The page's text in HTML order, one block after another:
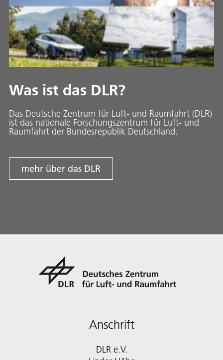
Was ist das DLR?
Das Deutsche Zentrum für Luft- und Raumfahrt (DLR)
ist das nationale Forschungszentrum für Luft- und
Raumfahrt der Bundesrepublik Deutschland.
mehr über das DLR
Anschrift
DLR e.V.